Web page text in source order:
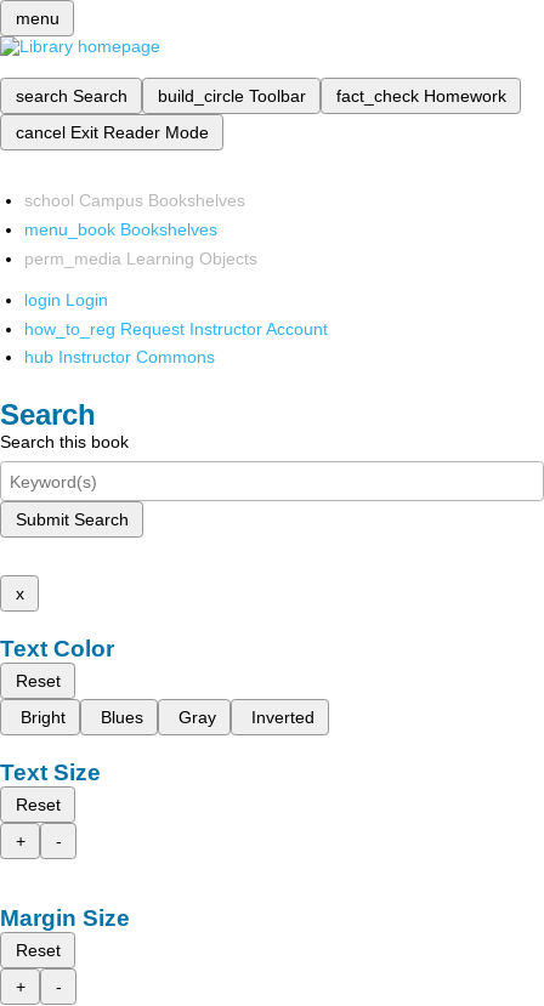
menu
search Search build_circle Toolbar fact_check Homework
cancel Exit Reader Mode
school Campus Bookshelves
menu_book Bookshelves
perm_media Learning Objects
login Login
how_to_reg Request Instructor Account
hub Instructor Commons
Search
Search this book
Submit Search
x
Text Color
Reset
Bright
Blues Gray Inverted
Text Size
Reset
+
-
Margin Size
Reset
+
-